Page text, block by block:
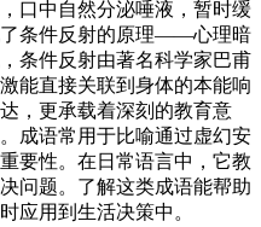
口中自然分泌唾液，暂时缓
了条件反射的原理——心理暗
条件反射由著名科学家巴甫
能直接关联到身体的本能响
，更承载着深刻的教育意
成语常用于比喻通过虚幻安
要性。在日常语言中，它教
问题。了解这类成语能帮助
应用到生活决策中。